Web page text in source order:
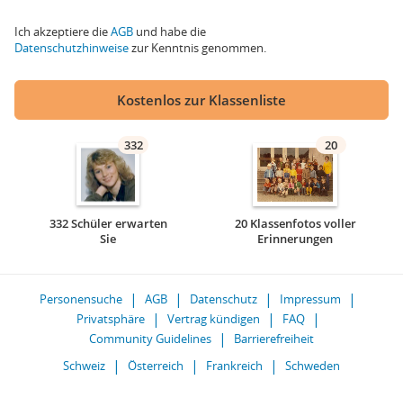
Ich akzeptiere dieAGB und habe die
Datenschutzhinweisezur Kenntnis genommen.
Kostenlos zur Klassenliste
332
332 Schüler erwarten
Sie
20
20 Klassenfotos voller
Erinnerungen
Personensuche AGB Datenschutz
Impressum
Privatsphäre
Vertrag kündigen
FAQ
Community Guidelines
Barrierefreiheit
Schweiz
Österreich Frankreich Schweden